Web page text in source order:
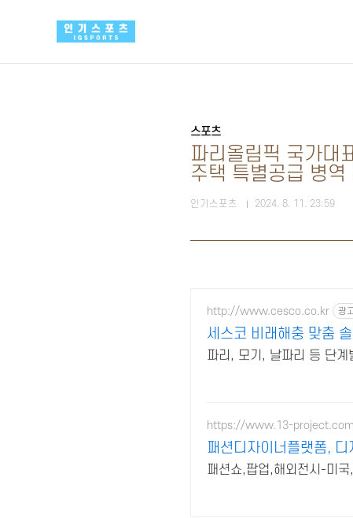
스포츠
파리올림픽 국가대
주택 특별공급 병역
인기스포츠 2024. 8. 11. 23:59
http://www.cesco.co.kr 광고
세스코 비래해충 맞춤
파리, 모기, 날파리 등 단계
https://www.13-
패션디자이너플랫폼, 디
패션쇼,팝업,해외전시-미